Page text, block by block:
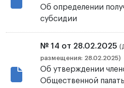
Об определении
субсидии
№ 14 от 28.02.2025
размещения: 28.02.2025)
Об утверждении
Общественной